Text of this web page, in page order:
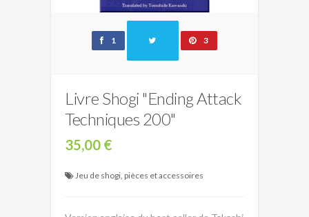
1 3
Livre Shogi "Ending Attack
Techniques 200"
35,00 €
Jeu de shogi, pièces et accessoires